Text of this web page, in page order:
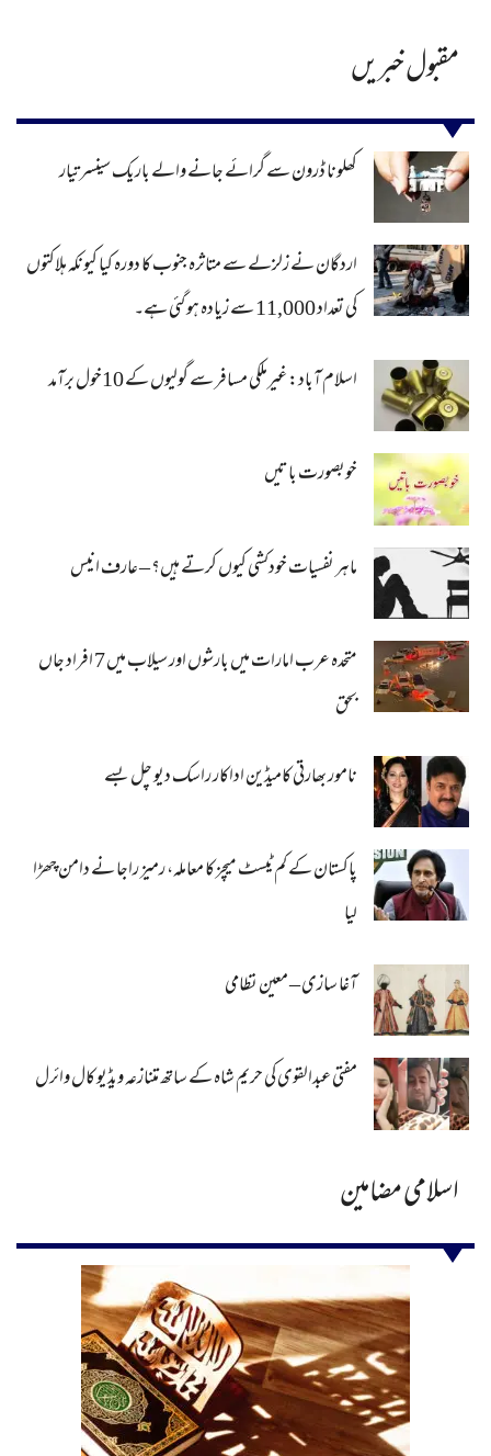
مقبول خبریں
کھلونا ڈرون سے گرائے جانے والے باریک سینسر تیار
اردگان نے زلزلے سے متاثرہ جنوب کا دورہ کیا کیونکہ ہلاکتوں
کی تعداد 11,000 سے زیادہ ہو گئی ہے۔
اسلام آباد: غیرملکی مسافر سے گولیوں کے 10خول برآمد
خوبصورت باتیں
ماہر نفسیات خودکشی کیوں کرتے ہیں؟ – عارف انیس
متحدہ عرب امارات میں بارشوں اور سیلاب میں 7 افراد جاں
بحق
نامور بھارتی کامیڈین اداکار راسک دیو چل بسے
پاکستان کے کم ٹیسٹ میچز کا معاملہ، رمیز راجا نے دامن چھڑا
لیا
آغا سازی – معین نظامی
مفتی عبدالقوی کی حریم شاہ کے ساتھ متنازعہ ویڈیو کال وائرل
اسلامی مضامین